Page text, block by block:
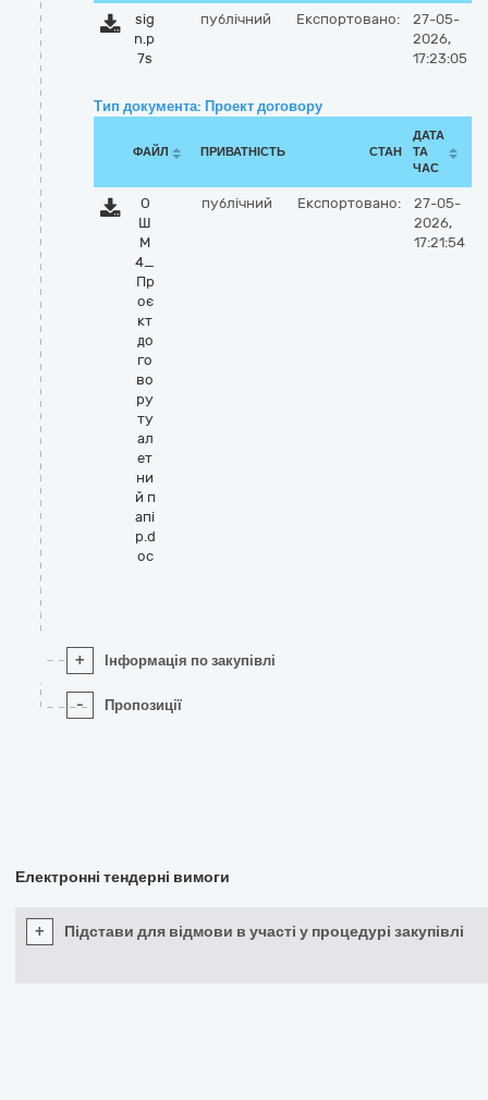
sig
n.p
7s
публічний Експортовано:
27-05-
2026,
17:23:05
Тип документа: Проект договору
ФАЙЛ ПРИВАТНІСТЬ СТАН
ДАТА
ТА
ЧАС
О
Ш
М
4_
Пр
оє
кт
до
го
во
ру
ту
ал
ет
ни
й п
апі
р.d
oc
публічний Експортовано:
27-05-
2026,
17:21:54
+ Інформація по закупівлі
- Пропозиції
Електронні тендерні вимоги
+ Підстави для відмови в участі у процедурі закупівлі